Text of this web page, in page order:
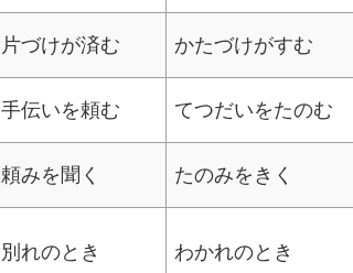
片づけが済む かたづけがすむ
手伝いを頼む てつだいをたのむ
頼みを聞く たのみをきく
別れのとき わかれのとき